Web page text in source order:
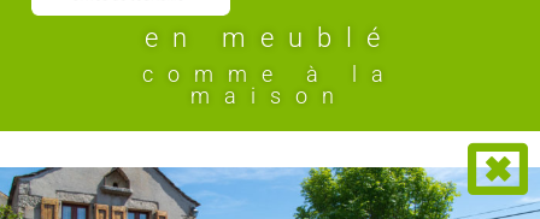
en meublé
comme à la
maison